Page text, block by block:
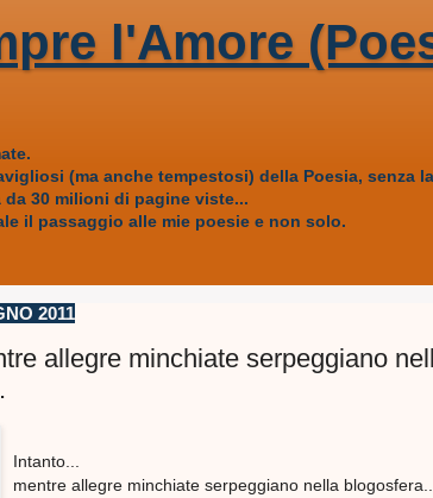
l'Amore
(ma anche tempestosi) della Poesia, senza
30 milioni di pagine viste...
il passaggio alle mie poesie e non solo.
2011
allegre minchiate serpeggiano
Intanto...
mentre allegre minchiate serpeggiano nella blogosfera...